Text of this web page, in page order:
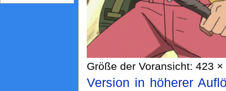
Größe der Voransicht: 423
Version in höherer